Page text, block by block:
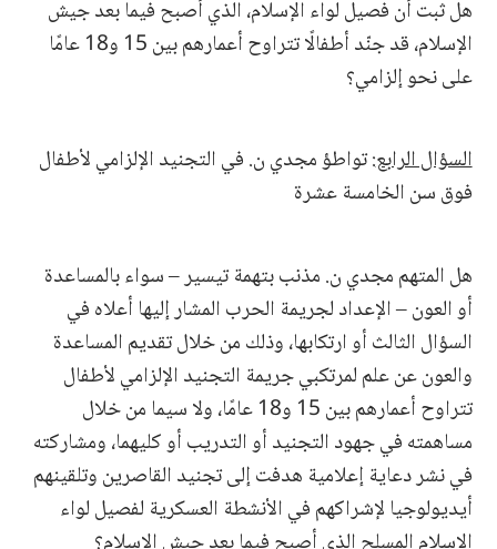
هل ثبت أن فصيل لواء الإسلام، الذي أصبح فيما بعد جيش
الإسلام، قد جنّد أطفالًا تتراوح أعمارهم بين 15 و18 عامًا
على نحو إلزامي؟
السؤال الرابع: تواطؤ مجدي ن. في التجنيد الإلزامي لأطفال
فوق سن الخامسة عشرة
هل المتهم مجدي ن. مذنب بتهمة تيسير – سواء بالمساعدة
أو العون – الإعداد لجريمة الحرب المشار إليها أعلاه في
السؤال الثالث أو ارتكابها، وذلك من خلال تقديم المساعدة
والعون عن علم لمرتكبي جريمة التجنيد الإلزامي لأطفال
تتراوح أعمارهم بين 15 و18 عامًا، ولا سيما من خلال
مساهمته في جهود التجنيد أو التدريب أو كليهما، ومشاركته
في نشر دعاية إعلامية هدفت إلى تجنيد القاصرين وتلقينهم
أيديولوجيا لإشراكهم في الأنشطة العسكرية لفصيل لواء